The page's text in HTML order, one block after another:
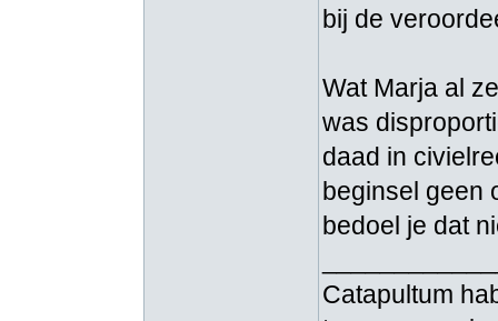
bij de
Wat Marja al
was
daad in
beginsel geen
bedoel je dat
Catapultum